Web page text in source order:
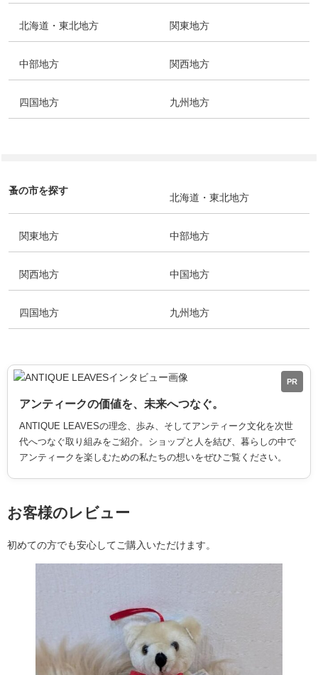
北海道・東北地方 関東地方
中部地方 関西地方
四国地方 九州地方
蚤の市を探す
北海道・東北地方
関東地方 中部地方
関西地方 中国地方
四国地方 九州地方
PR
アンティークの価値を、未来へつなぐ。
ANTIQUE LEAVESの理念、歩み、そしてアンティーク文化を次世
代へつなぐ取り組みをご紹介。ショップと人を結び、暮らしの中で
アンティークを楽しむための私たちの想いをぜひご覧ください。
お客様のレビュー
初めての方でも安心してご購入いただけます。